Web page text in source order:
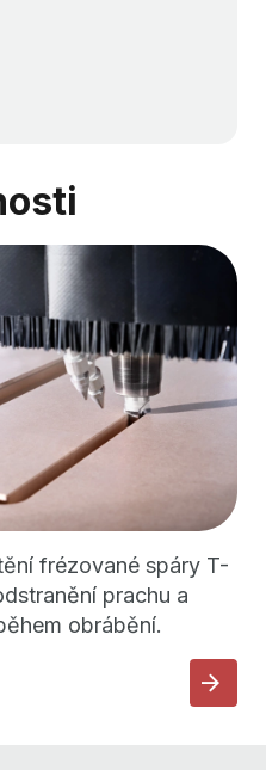
frézované spáry T-
prachu a
obrábění.